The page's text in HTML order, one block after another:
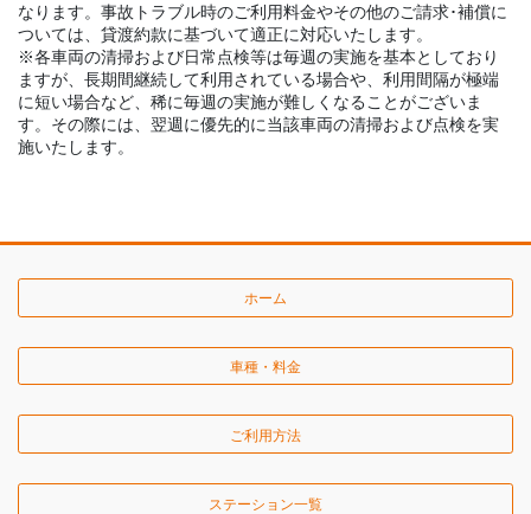
なります。事故トラブル時のご利用料金やその他のご請求･補償に
ついては、貸渡約款に基づいて適正に対応いたします。
※各車両の清掃および日常点検等は毎週の実施を基本としており
ますが、長期間継続して利用されている場合や、利用間隔が極端
に短い場合など、稀に毎週の実施が難しくなることがございま
す。その際には、翌週に優先的に当該車両の清掃および点検を実
施いたします。
ホーム
車種・料金
ご利用方法
ステーション一覧